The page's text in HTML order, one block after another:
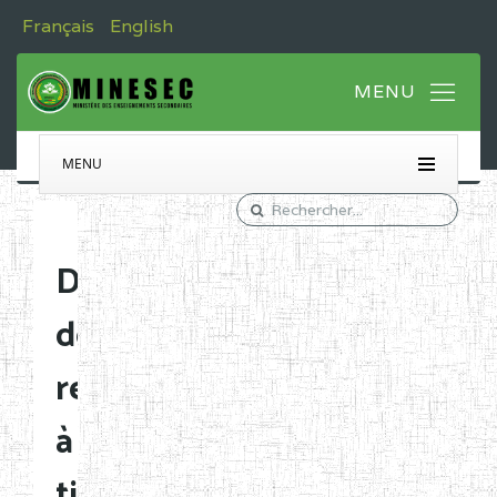
Français English
MENU
Désignation
de
responsables
à